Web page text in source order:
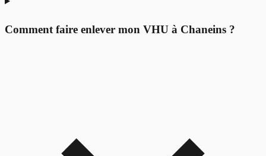
Comment faire enlever mon VHU à Chaneins ?